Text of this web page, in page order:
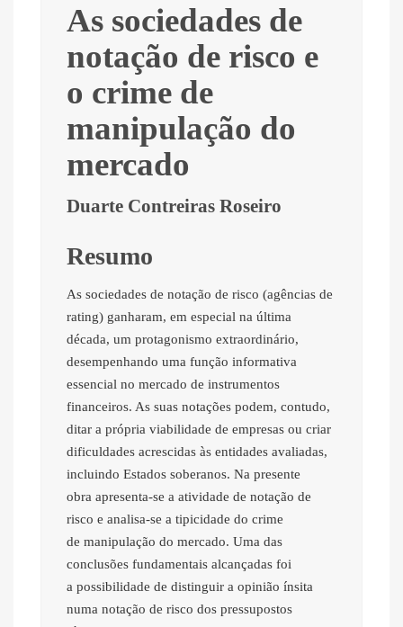
As sociedades de
notação de risco e
o crime de
manipulação do
mercado
Duarte Contreiras Roseiro
Resumo
As sociedades de notação de risco (agências de
rating) ganharam, em especial na última
década, um protagonismo extraordinário,
desempenhando uma função informativa
essencial no mercado de instrumentos
financeiros. As suas notações podem, contudo,
ditar a própria viabilidade de empresas ou criar
dificuldades acrescidas às entidades avaliadas,
incluindo Estados soberanos. Na presente
obra apresenta-se a atividade de notação de
risco e analisa-se a tipicidade do crime
de manipulação do mercado. Uma das
conclusões fundamentais alcançadas foi
a possibilidade de distinguir a opinião ínsita
numa notação de risco dos pressupostos